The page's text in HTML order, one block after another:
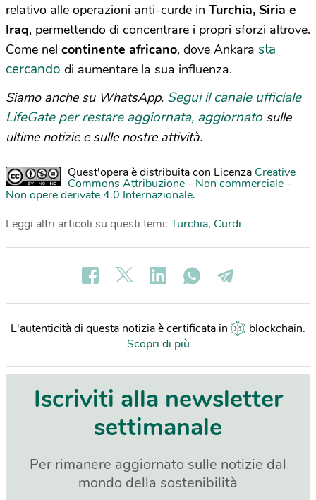
relativo alle operazioni anti-curde in Turchia, Siria e
Iraq, permettendo di concentrare i propri sforzi altrove.
Come nel continente africano, dove Ankara sta
cercando di aumentare la sua influenza.
Siamo anche su WhatsApp. Segui il canale ufficiale
LifeGate per restare aggiornata, aggiornato sulle
ultime notizie e sulle nostre attività.
Quest'opera è distribuita con Licenza Creative
Commons Attribuzione - Non commerciale -
Non opere derivate 4.0 Internazionale.
Leggi altri articoli su questi temi: Turchia, Curdi
L'autenticità di questa notizia è certificata in blockchain.
Scopri di più
Iscriviti alla newsletter
settimanale
Per rimanere aggiornato sulle notizie dal
mondo della sostenibilità